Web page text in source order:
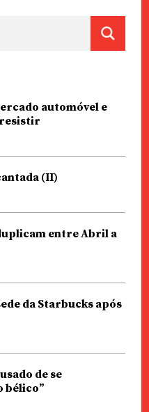
automóvel e
resistir
(II)
entre Abril a
da Starbucks após
de se
bélico”